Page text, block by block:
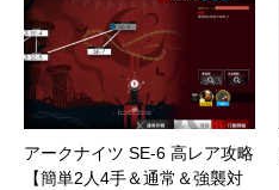
アークナイツ SE-6 高レア攻略
【簡単2人4手＆通常＆強襲対